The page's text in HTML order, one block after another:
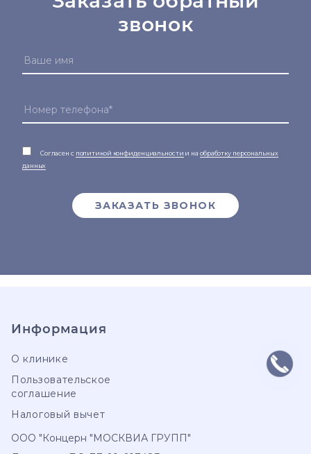
звонок
Согласен с политикой конфиденциальности и на обработку персональных
данных
ЗАКАЗАТЬ ЗВОНОК
Информация
О клинике
Пользовательское
соглашение
Налоговый вычет
ООО "Концерн "МОСКВИА ГРУПП"